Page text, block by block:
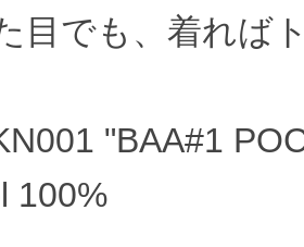
目でも、着れば
"BAA#1
100%